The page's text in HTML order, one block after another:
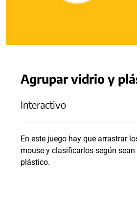
Agrupar vidrio y
Interactivo
En este juego hay que arrastrar
mouse y clasificarlos según
plástico.